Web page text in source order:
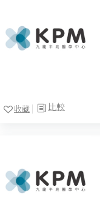
比較
收藏